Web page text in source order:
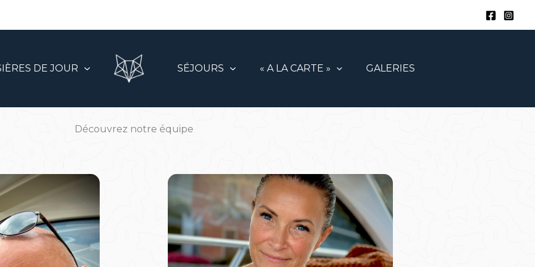
DE JOUR SÉJOURS « A LA CARTE » GALERIES
Découvrez notre équipe